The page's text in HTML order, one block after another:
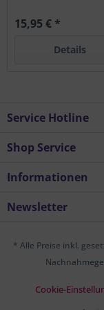
15,95 € *
Details
Service Hotline
Shop Service
Informationen
Newsletter
* Alle Preise inkl.
Cookie-